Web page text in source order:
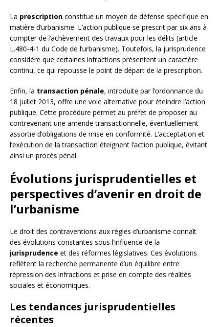
La prescription constitue un moyen de défense spécifique en
matière d’urbanisme. L’action publique se prescrit par six ans à
compter de l’achèvement des travaux pour les délits (article
L.480-4-1 du Code de l’urbanisme). Toutefois, la jurisprudence
considère que certaines infractions présentent un caractère
continu, ce qui repousse le point de départ de la prescription.
Enfin, la transaction pénale, introduite par l’ordonnance du
18 juillet 2013, offre une voie alternative pour éteindre l’action
publique. Cette procédure permet au préfet de proposer au
contrevenant une amende transactionnelle, éventuellement
assortie d’obligations de mise en conformité. L’acceptation et
l’exécution de la transaction éteignent l’action publique, évitant
ainsi un procès pénal.
Évolutions jurisprudentielles et
perspectives d’avenir en droit de
l’urbanisme
Le droit des contraventions aux règles d’urbanisme connaît
des évolutions constantes sous l’influence de la
jurisprudence et des réformes législatives. Ces évolutions
reflètent la recherche permanente d’un équilibre entre
répression des infractions et prise en compte des réalités
sociales et économiques.
Les tendances jurisprudentielles
récentes